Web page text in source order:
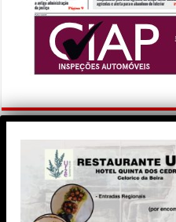
PUBLICIDADE